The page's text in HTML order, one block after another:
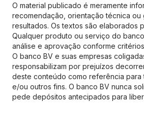
O material publicado é meramente
recomendação, orientação técnica ou
resultados. Os textos são elaborados
Qualquer produto ou serviço do
análise e aprovação conforme
O banco BV e suas empresas
responsabilizam por prejuízos
deste conteúdo como referência para
e/ou outros fins. O banco BV nunca
pede depósitos antecipados para